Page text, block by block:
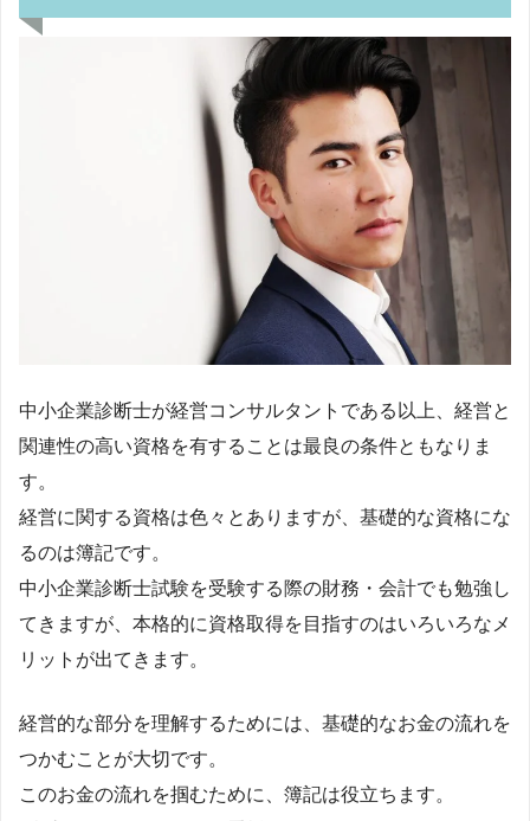
中小企業診断士が経営コンサルタントである以上、経営と
関連性の高い資格を有することは最良の条件ともなりま
す。
経営に関する資格は色々とありますが、基礎的な資格にな
るのは簿記です。
中小企業診断士試験を受験する際の財務・会計でも勉強し
てきますが、本格的に資格取得を目指すのはいろいろなメ
リットが出てきます。
経営的な部分を理解するためには、基礎的なお金の流れを
つかむことが大切です。
このお金の流れを掴むために、簿記は役立ちます。